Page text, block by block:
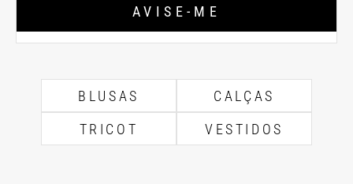
AVISE-ME
BLUSAS
CALÇAS
TRICOT
VESTIDOS